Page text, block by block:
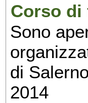
Corso di
Sono
di
2014